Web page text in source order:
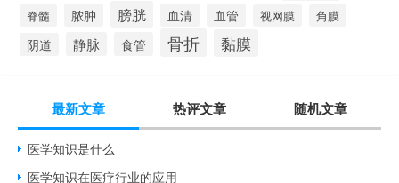
脊髓 脓肿 膀胱 血清 血管 视网膜 角膜
阴道 静脉 食管 骨折 黏膜
最新文章 热评文章 随机文章
医学知识是什么
医学知识在医疗行业的应用